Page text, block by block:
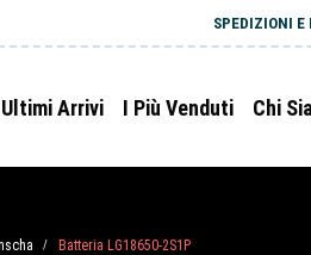
SPEDIZIONI E
Ultimi Arrivi I Più Venduti Chi
/ Batteria LG18650-2S1P